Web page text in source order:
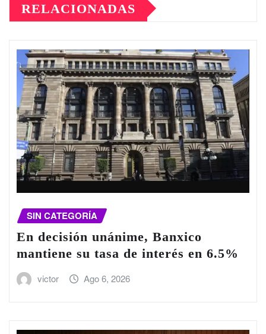
RELACIONADAS
SIN CATEGORÍA
En decisión unánime, Banxico
mantiene su tasa de interés en 6.5%
victor Ago 6, 2026